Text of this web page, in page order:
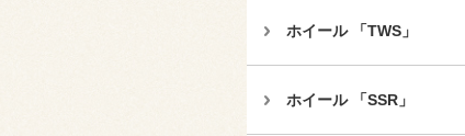
ホイール 「TWS」
ホイール 「SSR」